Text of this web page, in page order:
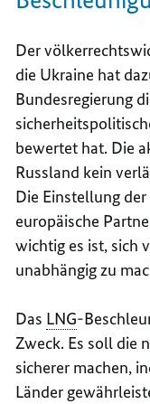
Der
die Ukraine hat
Bundesregierung
bewertet hat. Die
Russland kein
Die Einstellung
europäische
wichtig es ist, sich
unabhängig zu
Das LNG-
Zweck. Es soll die
sicherer machen,
Länder